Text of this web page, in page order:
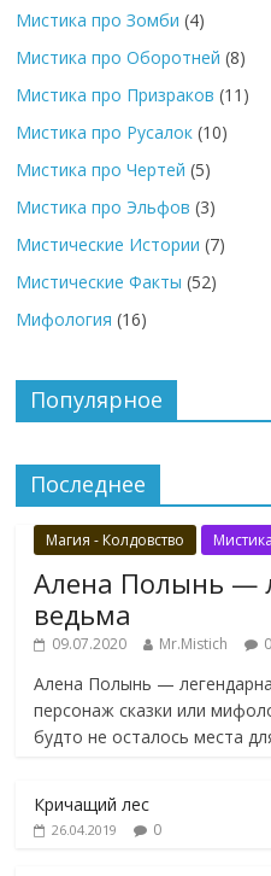
Мистика про Зомби (4)
Мистика про Оборотней (8)
Мистика про Призраков (11)
Мистика про Русалок (10)
Мистика про Чертей (5)
Мистика про Эльфов (3)
Мистические Истории (7)
Мистические Факты (52)
Мифология (16)
Популярное
Последнее
Магия - Колдовство
Алена Полынь —
ведьма
09.07.2020 Mr.Mistich 0
Алена Полынь —
персонаж сказки или
будто не осталось места
Кричащий лес
26.04.2019 0